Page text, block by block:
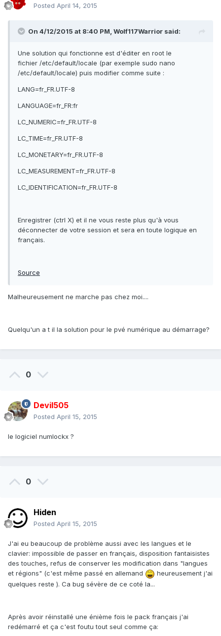
Posted April 14, 2015
On 4/12/2015 at 8:40 PM, Wolf117Warrior said:
Une solution qui fonctionne est d'éditer en root le
fichier /etc/default/locale (par exemple sudo nano
/etc/default/locale) puis modifier comme suite :
LANG=fr_FR.UTF-8
LANGUAGE=fr_FR:fr
LC_NUMERIC=fr_FR.UTF-8
LC_TIME=fr_FR.UTF-8
LC_MONETARY=fr_FR.UTF-8
LC_MEASUREMENT=fr_FR.UTF-8
LC_IDENTIFICATION=fr_FR.UTF-8
Enregistrer (ctrl X) et il ne vous reste plus qu'à vous
déconnecter de votre session et sera en toute logique en
français.
Source
Malheureusement ne marche pas chez moi....
Quelqu'un a t il la solution pour le pvé numérique au démarrage?
0
Devil505
Posted April 15, 2015
le logiciel numlockx ?
0
Hiden
Posted April 15, 2015
J'ai eu beaucoup de problème aussi avec les langues et le
clavier: impossible de passer en français, disposition fantaisistes
des touches, refus de conserver les modification dans "langues
et régions" (c'est même passé en allemand
heureusement j'ai
quelques reste ). Ca bug sévère de ce coté la...
Après avoir réinstallé une énième fois le pack français j'ai
redémarré et ça c'est foutu tout seul comme ça: